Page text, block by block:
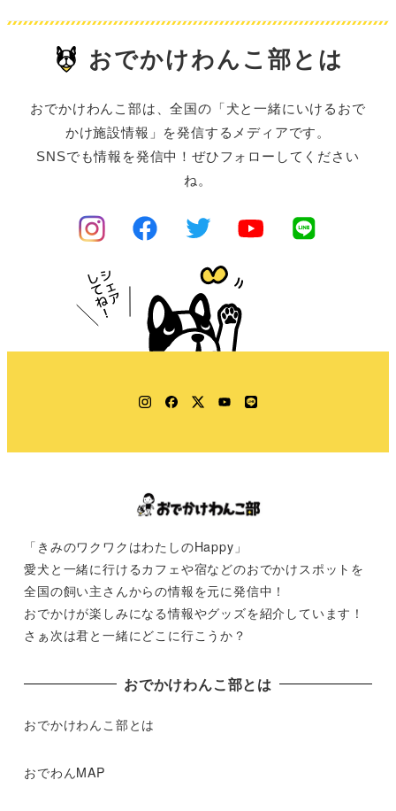
おでかけわんこ部とは
おでかけわんこ部は、全国の「犬と一緒にいけるおで
かけ施設情報」を発信するメディアです。
SNSでも情報を発信中！ぜひフォローしてください
ね。
Instagram
Facebook
TwitterYouTube
LINE
「きみのワクワクはわたしのHappy」
愛犬と一緒に行けるカフェや宿などのおでかけスポットを
全国の飼い主さんからの情報を元に発信中！
おでかけが楽しみになる情報やグッズを紹介しています！
さぁ次は君と一緒にどこに行こうか？
おでかけわんこ部とは
おでかけわんこ部とは
おでわんMAP